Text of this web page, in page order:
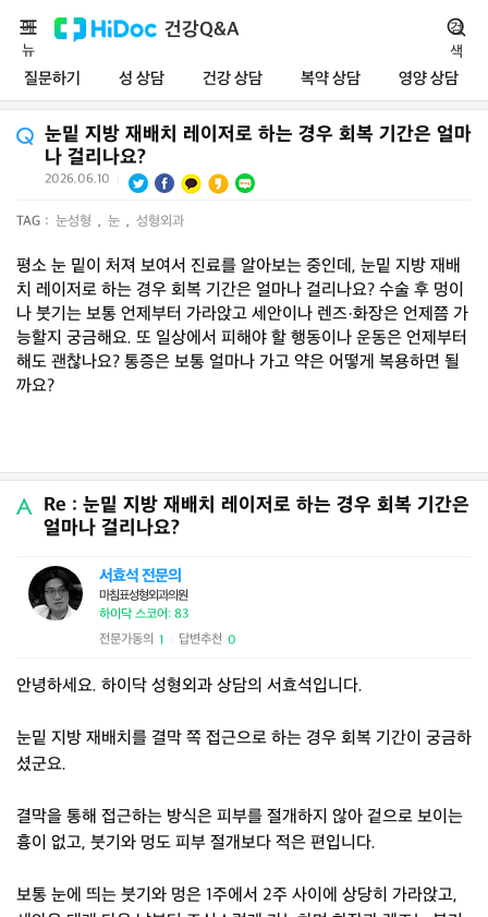
건강Q&A
질문하기 성 상담 건강 상담 복약 상담 영양 상담
메
뉴
검
색
눈밑 지방 재배치 레이저로 하는 경우 회복 기간은 얼마
나 걸리나요?
2026.06.10
TAG : 눈성형 , 눈 , 성형외과
평소 눈 밑이 처져 보여서 진료를 알아보는 중인데, 눈밑 지방 재배
치 레이저로 하는 경우 회복 기간은 얼마나 걸리나요? 수술 후 멍이
나 붓기는 보통 언제부터 가라앉고 세안이나 렌즈·화장은 언제쯤 가
능할지 궁금해요. 또 일상에서 피해야 할 행동이나 운동은 언제부터
해도 괜찮나요? 통증은 보통 얼마나 가고 약은 어떻게 복용하면 될
까요?
Re : 눈밑 지방 재배치 레이저로 하는 경우 회복 기간은
얼마나 걸리나요?
서효석 전문의
마침표성형외과의원
하이닥 스코어: 83
전문가동의 1 답변추천 0
안녕하세요. 하이닥 성형외과 상담의 서효석입니다.
눈밑 지방 재배치를 결막 쪽 접근으로 하는 경우 회복 기간이 궁금하
셨군요.
결막을 통해 접근하는 방식은 피부를 절개하지 않아 겉으로 보이는
흉이 없고, 붓기와 멍도 피부 절개보다 적은 편입니다.
보통 눈에 띄는 붓기와 멍은 1주에서 2주 사이에 상당히 가라앉고,